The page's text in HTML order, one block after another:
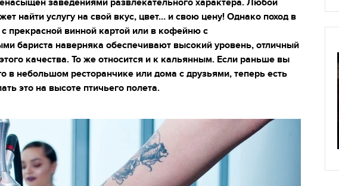
заведениями развлекательного характера. Любой
найти услугу на свой вкус, цвет… и свою цену! Однако поход в
с прекрасной винной картой или в кофейню с
бариста наверняка обеспечивают высокий уровень, отличный
качества. То же относится и к кальянным. Если раньше вы
в небольшом ресторанчике или дома с друзьями, теперь есть
это на высоте птичьего полета.